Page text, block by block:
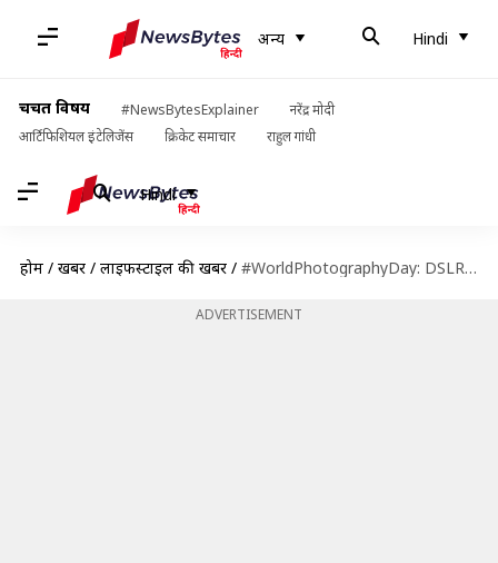
अन्य Hindi
चर्चित विषय #NewsBytesExplainer
नरेंद्र मोदी
आर्टिफिशियल इंटेलिजेंस
क्रिकेट समाचार राहुल गांधी
Hindi
होम / खबरें / लाइफस्टाइल की खबरें / #WorldPhotographyDay: DSLR या अपने स्मार्टफोन से बेहतरीन फोटोग्राफी के लिए अपनाएँ ये टिप्स
ADVERTISEMENT